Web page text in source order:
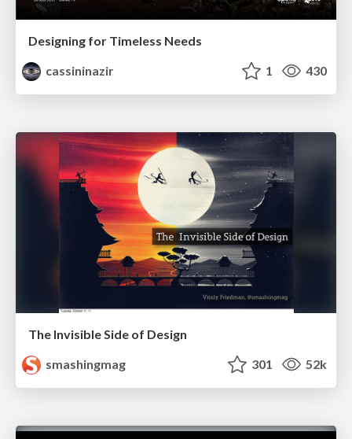
Designing for Timeless Needs
cassininazir
1 430
The Invisible Side of Design
smashingmag
301 52k